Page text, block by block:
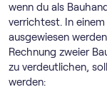
wenn du als
verrichtest. In
ausgewiesen
Rechnung zweier
zu verdeutlichen,
werden: